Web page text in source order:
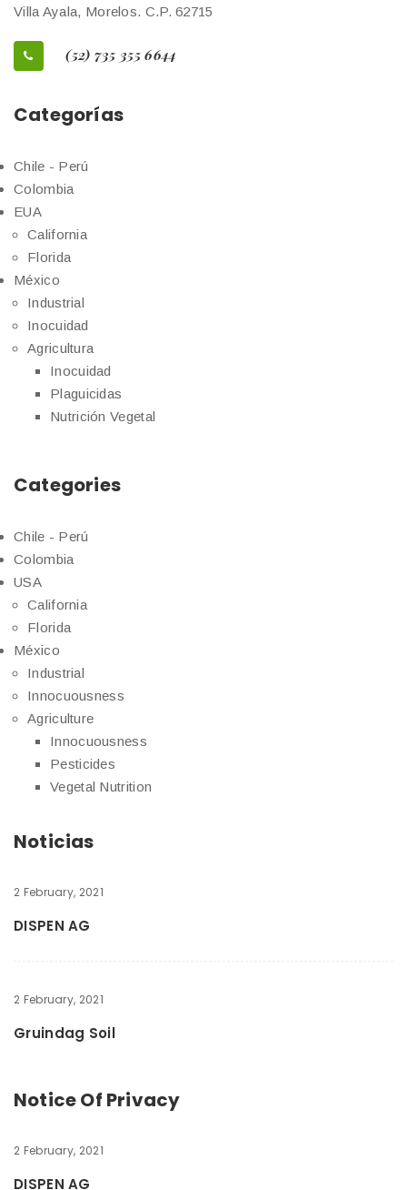
Villa Ayala, Morelos. C.P. 62715
(52) 735 355 6644
Categorías
Chile - Perú
Colombia
EUA
California
Florida
México
Industrial
Inocuidad
Agricultura
Inocuidad
Plaguicidas
Nutrición Vegetal
Categories
Chile - Perú
Colombia
USA
California
Florida
México
Industrial
Innocuousness
Agriculture
Innocuousness
Pesticides
Vegetal Nutrition
Noticias
2 February, 2021
DISPEN AG
2 February, 2021
Gruindag Soil
Notice Of Privacy
2 February, 2021
DISPEN AG